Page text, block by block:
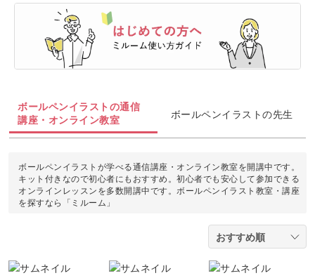
フランス刺繍
ソウタシエ
水彩画
デジタルイラスト
日本画
ビーズアクセサリー
ソイキャンドル
ジェルキャンドル
韓国キャンドル
アロマキャンドル
サシェ
トールペイント
ペーパーアート
カルトナージュ
ラッピング
羊毛フェルト
ぬいぐるみ
消しゴムはんこ
石鹸作り
暮らし
多肉植物
占い
金継ぎ
整理収納・片付け
ダンス
フィットネス
クッキング
パン
洋菓子
和菓子
Webデザイン
EC・集客
ブランディング
カメラ・写真
すべて
カメラその他
ポートレート
ボールペンイラストの通信
講座・オンライン教室
ボールペンイラストの先生
ボールペンイラストが学べる通信講座・オンライン教室を開講中です。
キット付きなので初心者にもおすすめ。初心者でも安心して参加できる
オンラインレッスンを多数開講中です。ボールペンイラスト教室・講座
を探すなら「ミルーム」